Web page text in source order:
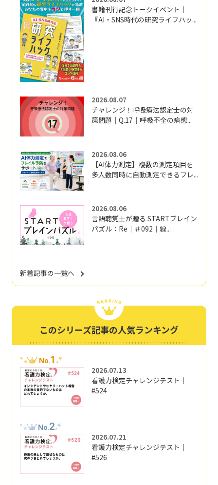
書籍刊行記念トークイベント｜
『AI・SNS時代の研究ライフハッ...
2026.08.07
チャレンジ！呼吸療法認定士の対
策問題｜Q.17｜呼吸不全の病態...
2026.08.06
【AI体力測定】複数の測定項目を
多人数同時に自動測定できるフレ...
2026.08.06
言語聴覚士が贈る STARTブレイン
パズル：Re｜＃092｜線...
新着記事の一覧へ
このシリーズ記事の人気ランキング
No.1
2026.07.13
看護力検定チャレンジテスト｜
#524
No.2
2026.07.21
看護力検定チャレンジテスト｜
#526